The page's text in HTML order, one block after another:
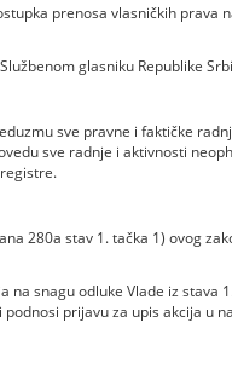
prenosa vlasničkih prava
glasniku Republike
sve pravne i faktičke
sve radnje i aktivnosti
280a stav 1. tačka 1) ovog
na snagu odluke Vlade iz stava
prijavu za upis akcija u